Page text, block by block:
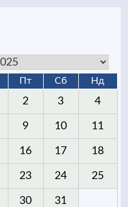
Пт Сб Нд
2 3 4
9 10 11
16 17 18
23 24 25
30 31